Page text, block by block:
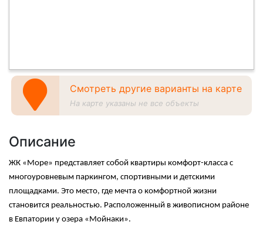
Смотреть другие варианты на карте
На карте указаны не все объекты
Описание
ЖК «Море» представляет собой квартиры комфорт-класса с
многоуровневым паркингом, спортивными и детскими
площадками. Это место, где мечта о комфортной жизни
становится реальностью. Расположенный в живописном районе
в Евпатории у озера «Мойнаки».